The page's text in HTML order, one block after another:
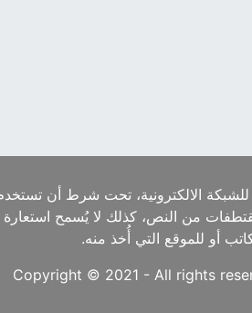
الالكترونية، تحت شرط أن
من النص، كذلك لا يُسمح
أو للموقع التي أُخذ منه.